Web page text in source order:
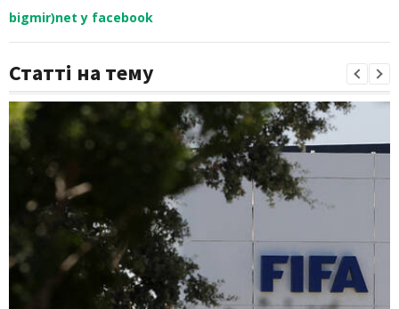
bigmir)net у facebook
Статті на тему